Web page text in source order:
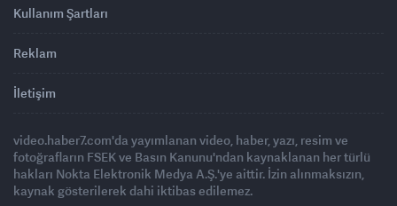
Kullanım Şartları
Reklam
İletişim
video.haber7.com'da yayımlanan video, haber, yazı, resim ve
fotoğrafların FSEK ve Basın Kanunu'ndan kaynaklanan her türlü
hakları Nokta Elektronik Medya A.Ş.'ye aittir. İzin alınmaksızın,
kaynak gösterilerek dahi iktibas edilemez.